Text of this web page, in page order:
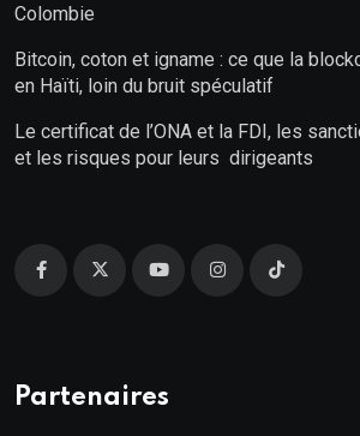
Colombie
Bitcoin, coton et igname : ce que la
en Haïti, loin du bruit spéculatif
Le certificat de l’ONA et la FDI, les
et les risques pour leurs dirigeants
Partenaires